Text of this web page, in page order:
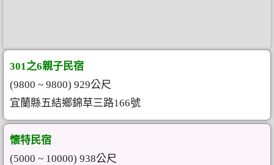
301之6親子民宿
(9800 ~ 9800) 929公尺
宜蘭縣五結鄉錦草三路166號
懷特民宿
(5000 ~ 10000) 938公尺